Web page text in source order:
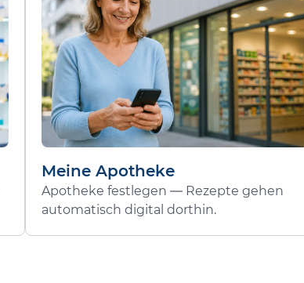
Meine Apotheke
Apotheke festlegen — Rezepte gehen
automatisch digital dorthin.